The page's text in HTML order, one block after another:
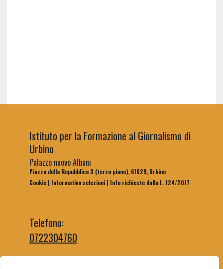
Istituto per la Formazione al Giornalismo di
Urbino
Palazzo nuovo Albani
Piazza della Repubblica 3 (terzo piano), 61029, Urbino
Cookie| Informativa selezioni| Info richieste dalla L. 124/2017
Telefono:
0722304760